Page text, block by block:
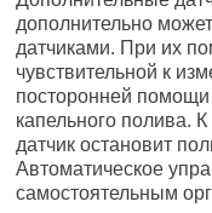
дополнительно
датчиками. При их
чувствительной к
посторонней
капельного полива.
датчик остановит
Автоматическое
самостоятельным